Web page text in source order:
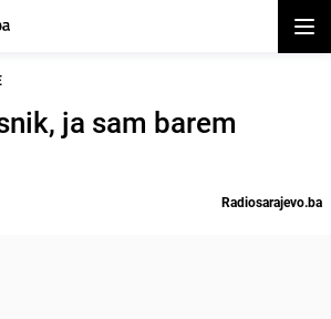
ja sam barem
Radiosarajevo.ba